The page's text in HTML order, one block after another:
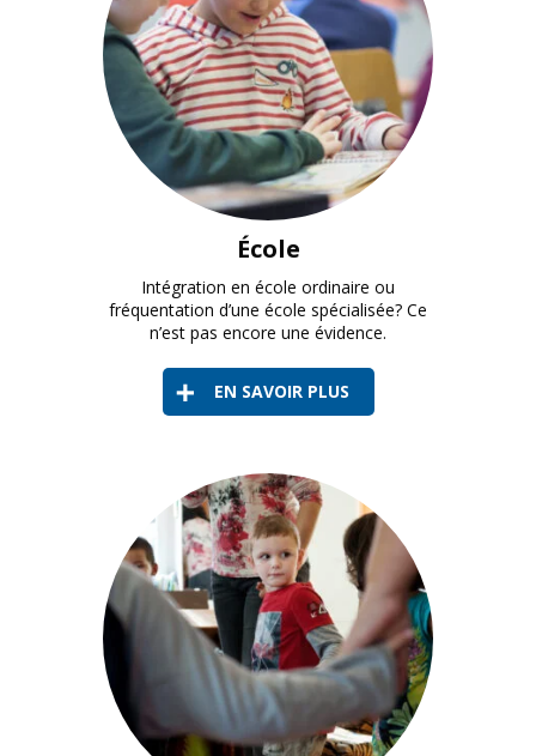
École
Intégration en école ordinaire ou
fréquentation d’une école spécialisée? Ce
n’est pas encore une évidence.
EN SAVOIR PLUS